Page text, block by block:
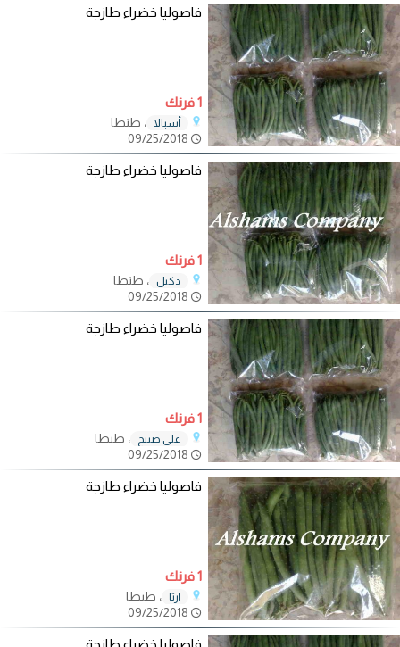
فاصوليا خضراء طازجة
1 فرنك
أسبالا ، طنطا
فاصوليا خضراء طازجة
1 فرنك
دكيل ، طنطا
فاصوليا خضراء طازجة
1 فرنك
علي صبيح
، طنطا
فاصوليا خضراء طازجة
1 فرنك
ارتا
، طنطا